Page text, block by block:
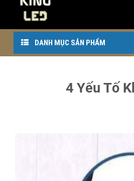
DANH MỤC SẢN PHẨM
4 Yếu Tố